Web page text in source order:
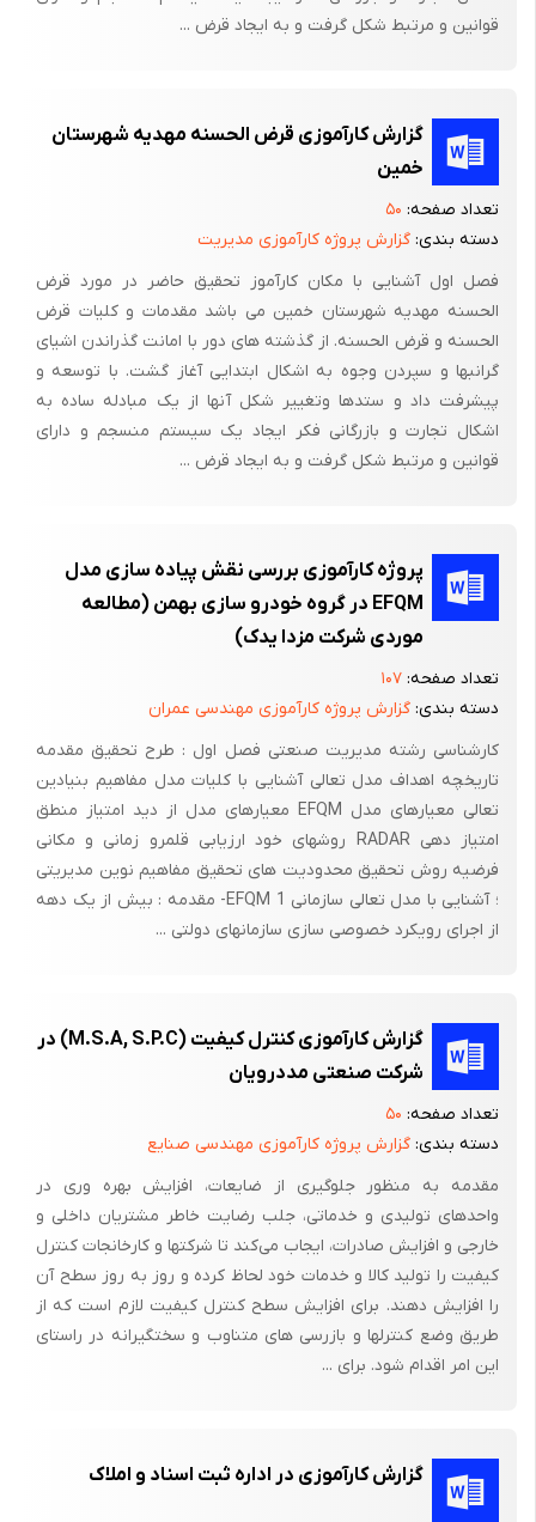
قوانین و مرتبط شکل گرفت و به ایجاد قرض ...
گزارش کارآموزی قرض الحسنه مهدیه شهرستان
خمین
تعداد صفحه: ۵۰
دسته بندی: گزارش پروژه کارآموزی مدیریت
فصل اول آشنایی با مکان کارآموز تحقیق حاضر در مورد قرض
الحسنه مهدیه شهرستان خمین می باشد مقدمات و کلیات قرض
الحسنه و قرض الحسنه. از گذشته های دور با امانت گذراندن اشیای
گرانبها و سپردن وجوه به اشکال ابتدایی آغاز گشت. با توسعه و
پیشرفت داد و ستدها وتغییر شکل آنها از یک مبادله ساده به
اشکال تجارت و بازرگانی فکر ایجاد یک سیستم منسجم و دارای
قوانین و مرتبط شکل گرفت و به ایجاد قرض ...
پروژه کارآموزی بررسی نقش پیاده سازی مدل
EFQM در گروه خودرو سازی بهمن (مطالعه
موردی شرکت مزدا یدک)
تعداد صفحه: ۱۰۷
دسته بندی: گزارش پروژه کارآموزی مهندسی عمران
کارشناسی رشته مدیریت صنعتی فصل اول : طرح تحقیق مقدمه
تاریخچه اهداف مدل تعالی آشنایی با کلیات مدل مفاهیم بنیادین
تعالی معیارهای مدل EFQM معیارهای مدل از دید امتیاز منطق
امتیاز دهی RADAR روشهای خود ارزیابی قلمرو زمانی و مکانی
فرضیه روش تحقیق محدودیت های تحقیق مفاهیم نوین مدیریتی
؛ آشنایی با مدل تعالی سازمانی EFQM 1- مقدمه : بیش از یک دهه
از اجرای رویکرد خصوصی سازی سازمانهای دولتی ...
گزارش کارآموزی کنترل کیفیت (M.S.A, S.P.C) در
شرکت صنعتی مددرویان
تعداد صفحه: ۵۰
دسته بندی: گزارش پروژه کارآموزی مهندسی صنایع
مقدمه به منظور جلوگیری از ضایعات، افزایش بهره وری در
واحدهای تولیدی و خدماتی، جلب رضایت خاطر مشتریان داخلی و
خارجی و افزایش صادرات، ایجاب می‌کند تا شرکتها و کارخانجات کنترل
کیفیت را تولید کالا و خدمات خود لحاظ کرده و روز به روز سطح آن
را افزایش دهند. برای افزایش سطح کنترل کیفیت لازم است که از
طریق وضع کنترلها و بازرسی های متناوب و سختگیرانه در راستای
این امر اقدام شود. برای ...
گزارش کارآموزی در اداره ثبت اسناد و املاک